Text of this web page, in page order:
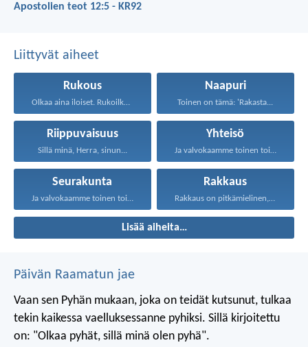
Apostolien teot 12:5 - KR92
Liittyvät aiheet
Rukous
Olkaa aina iloiset. Rukoilkaa...
Naapuri
Toinen on tämä: 'Rakasta...
Riippuvaisuus
Sillä minä, Herra, sinun...
Yhteisö
Ja valvokaamme toinen toistamme...
Seurakunta
Ja valvokaamme toinen toistamme...
Rakkaus
Rakkaus on pitkämielinen, rakkaus...
Lisää aiheita…
Päivän Raamatun jae
Vaan sen Pyhän mukaan, joka on teidät kutsunut, tulkaa
tekin kaikessa vaelluksessanne pyhiksi. Sillä kirjoitettu
on: "Olkaa pyhät, sillä minä olen pyhä".